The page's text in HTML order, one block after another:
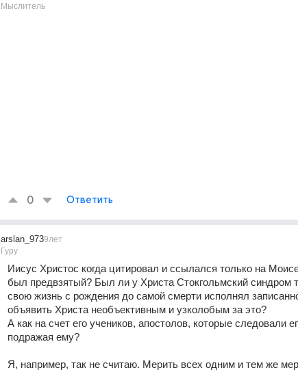
Мыслитель
0 Ответить
arslan_973
Гуру
9лет
Иисус Христос когда цитировал и ссылался только на
был предвзятый? Был ли у Христа Стокгольмский синдром
свою жизнь с рождения до самой смерти исполнял
объявить Христа необъективным и узколобым за это?
А как на счет его учеников, апостолов, которые следовали
подражая ему?
Я, например, так не считаю. Мерить всех одним и тем же